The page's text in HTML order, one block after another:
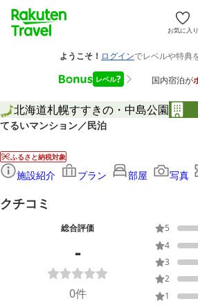
お気に入り
北海道札幌すすきの・中島公園
てるいマンション／民泊
ふるさと納税対象
施設紹介 プラン 部屋 写真
クチコミ
総合評価
-
0件
5
4
3
2
1